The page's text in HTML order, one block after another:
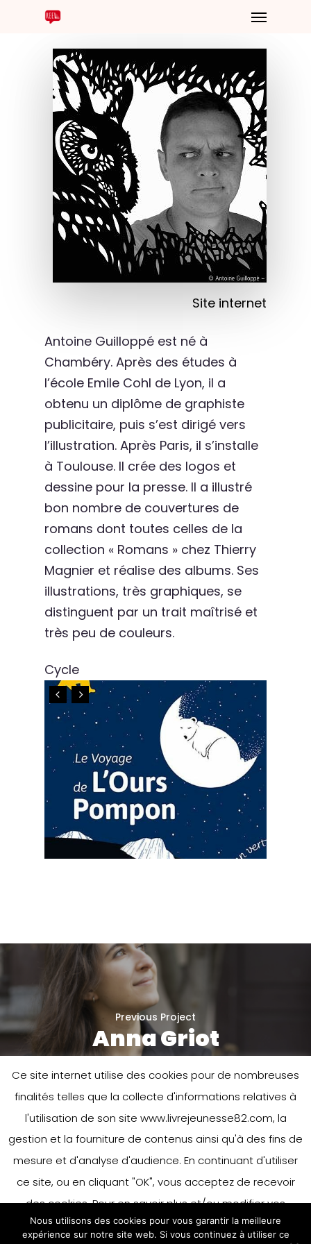
Site internet
Antoine Guilloppé est né à
Chambéry. Après des études à
l’école Emile Cohl de Lyon, il a
obtenu un diplôme de graphiste
publicitaire, puis s’est dirigé vers
l’illustration. Après Paris, il s’installe
à Toulouse. Il crée des logos et
dessine pour la presse. Il a illustré
bon nombre de couvertures de
romans dont toutes celles de la
collection « Romans » chez Thierry
Magnier et réalise des albums. Ses
illustrations, très graphiques, se
distinguent par un trait maîtrisé et
très peu de couleurs.
Cycle
Previous Project
Anna Griot
Next Project
Benoît Guillaume
Ce site internet utilise des cookies pour de nombreuses
finalités telles que la collecte d'informations relatives à
l'utilisation de son site www.livrejeunesse82.com, la
gestion et la fourniture de contenus ainsi qu'à des fins de
mesure et d'analyse d'audience. En continuant d'utiliser
ce site, ou en cliquant "OK", vous acceptez de recevoir
des cookies. Pour en savoir plus et/ou modifier vos
préférences en matière de cookies, merci de vous référer
Nous utilisons des cookies pour vous garantir la meilleure
expérience sur notre site web. Si vous continuez à utiliser ce